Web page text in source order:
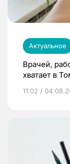
Актуальное
Врачей,
хватает в
11:02 /